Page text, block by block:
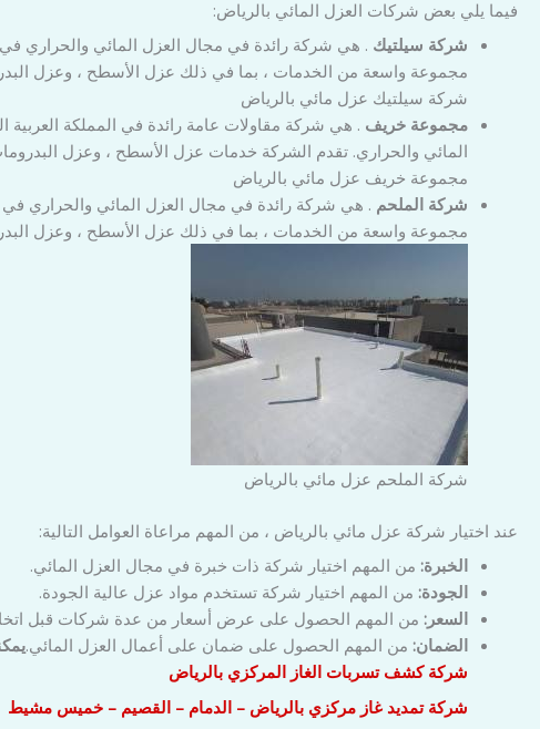
فيما يلي بعض شركات العزل المائي بالرياض:
شركة سيلتيك
مجموعة واسعة من الخدمات ، بما في ذلك عزل الأسطح ، وعزل
شركة سيلتيك عزل مائي بالرياض
مجموعة خريف
المائي والحراري. تقدم الشركة خدمات عزل الأسطح ، وعزل
مجموعة خريف عزل مائي بالرياض
شركة الملحم
مجموعة واسعة من الخدمات ، بما في ذلك عزل الأسطح ، وعزل
شركة الملحم عزل مائي بالرياض
عند اختيار شركة عزل مائي بالرياض ، من المهم مراعاة العوامل التالية:
الخبرة: من المهم اختيار شركة ذات خبرة في مجال العزل المائي.
الجودة: من المهم اختيار شركة تستخدم مواد عزل عالية الجودة.
السعر: من المهم الحصول على عرض أسعار من عدة شركات قبل
الضمان: من المهم الحصول على ضمان على أعمال العزل المائي.
شركة كشف تسربات الغاز المركزي بالرياض
شركة تمديد غاز مركزي بالرياض – الدمام – القصيم – خميس مشيط